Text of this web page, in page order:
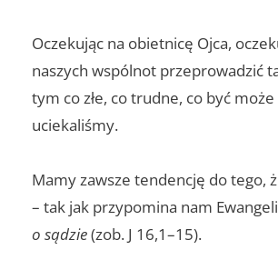
Oczekując na obietnicę Ojca,
naszych wspólnot przeprowadzić
tym co złe, co trudne, co być
uciekaliśmy.
Mamy zawsze tendencję do tego,
– tak jak przypomina nam
o sądzie(zob. J 16,1–15).